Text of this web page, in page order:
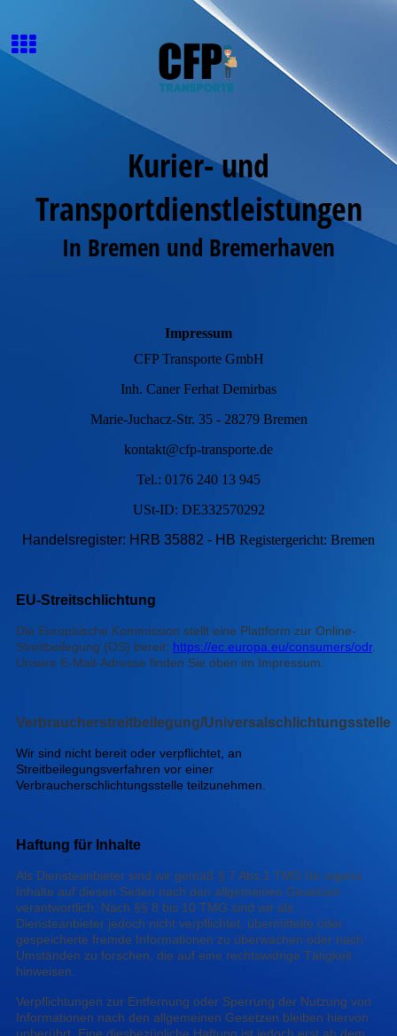
Kurier- und
Transportdienstleistungen
In Bremen und Bremerhaven
Impressum
CFP Transporte GmbH
Inh. Caner Ferhat Demirbas
Marie-Juchacz-Str. 35 - 28279 Bremen
kontakt@cfp-transporte.de
Tel.: 0176 240 13 945
USt-ID: DE332570292
Handelsregister: HRB 35882 - HB Registergericht: Bremen
EU-Streitschlichtung
Die Europäische Kommission stellt eine Plattform zur Online-
Streitbeilegung (OS) bereit: https://ec.europa.eu/consumers/odr.
Unsere E-Mail-Adresse finden Sie oben im Impressum.
Verbraucherstreitbeilegung/Universalschlichtungsstelle
Wir sind nicht bereit oder verpflichtet, an
Streitbeilegungsverfahren vor einer
Verbraucherschlichtungsstelle teilzunehmen.
Haftung für Inhalte
Als Diensteanbieter sind wir gemäß § 7 Abs.1 TMG für eigene
Inhalte auf diesen Seiten nach den allgemeinen Gesetzen
verantwortlich. Nach §§ 8 bis 10 TMG sind wir als
Diensteanbieter jedoch nicht verpflichtet, übermittelte oder
gespeicherte fremde Informationen zu überwachen oder nach
Umständen zu forschen, die auf eine rechtswidrige Tätigkeit
hinweisen.
Verpflichtungen zur Entfernung oder Sperrung der Nutzung von
Informationen nach den allgemeinen Gesetzen bleiben hiervon